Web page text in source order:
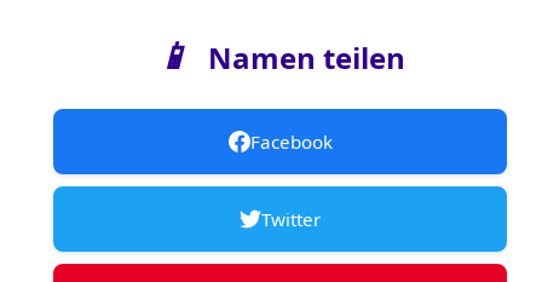
📱 Namen teilen
Facebook
Twitter